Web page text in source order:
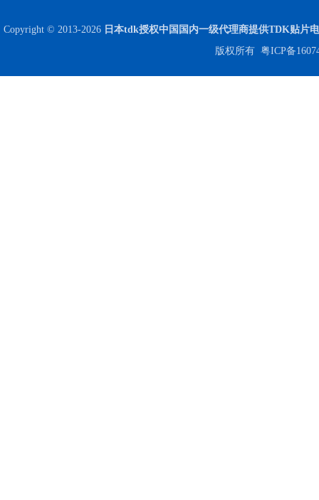
Copyright © 2013-2026 日本tdk授权中国国内一级代理商提供TDK贴片
版权所有 粤ICP备